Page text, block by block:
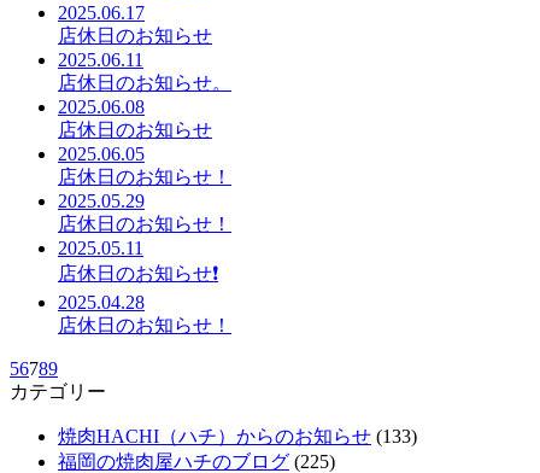
2025.06.17
店休日のお知らせ
2025.06.11
店休日のお知らせ。
2025.06.08
店休日のお知らせ
2025.06.05
店休日のお知らせ！
2025.05.29
店休日のお知らせ！
2025.05.11
店休日のお知らせ❗️
2025.04.28
店休日のお知らせ！
56789
カテゴリー
焼肉HACHI（ハチ）からのお知らせ (133)
福岡の焼肉屋ハチのブログ (225)